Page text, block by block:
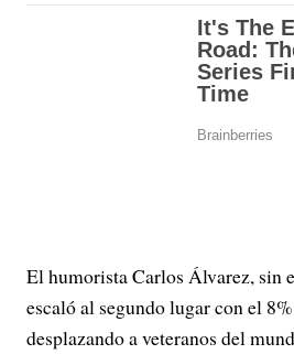
El humorista Carlos Álvarez, sin
escaló al segundo lugar con el
desplazando a veteranos del